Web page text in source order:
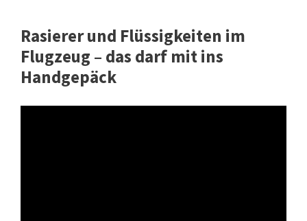
Rasierer und Flüssigkeiten im
Flugzeug – das darf mit ins
Handgepäck